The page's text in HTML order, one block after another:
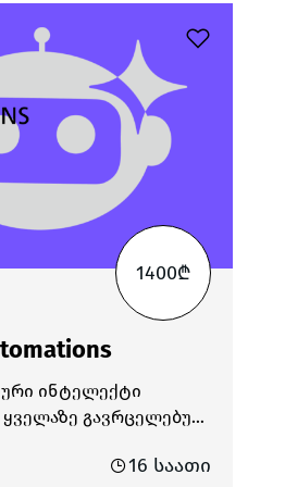
1400₾
ინტელექტი
გავრცელებულ
რომ იმოქმედოს
16 საათი